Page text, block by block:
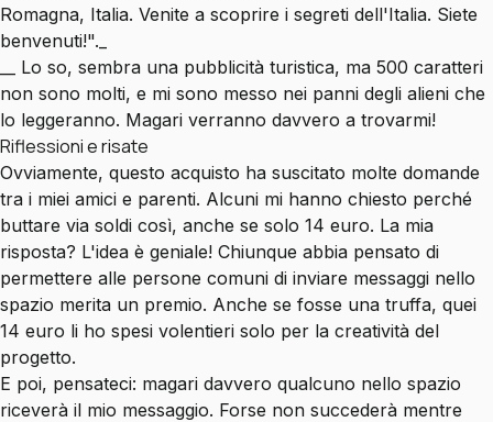
Romagna, Italia. Venite a scoprire i segreti dell'Italia. Siete
benvenuti!"._
_‍_ Lo so, sembra una pubblicità turistica, ma 500 caratteri
non sono molti, e mi sono messo nei panni degli alieni che
lo leggeranno. Magari verranno davvero a trovarmi!
Riflessioni e risate
Ovviamente, questo acquisto ha suscitato molte domande
tra i miei amici e parenti. Alcuni mi hanno chiesto perché
buttare via soldi così, anche se solo 14 euro. La mia
risposta? L'idea è geniale! Chiunque abbia pensato di
permettere alle persone comuni di inviare messaggi nello
spazio merita un premio. Anche se fosse una truffa, quei
14 euro li ho spesi volentieri solo per la creatività del
progetto.
E poi, pensateci: magari davvero qualcuno nello spazio
riceverà il mio messaggio. Forse non succederà mentre